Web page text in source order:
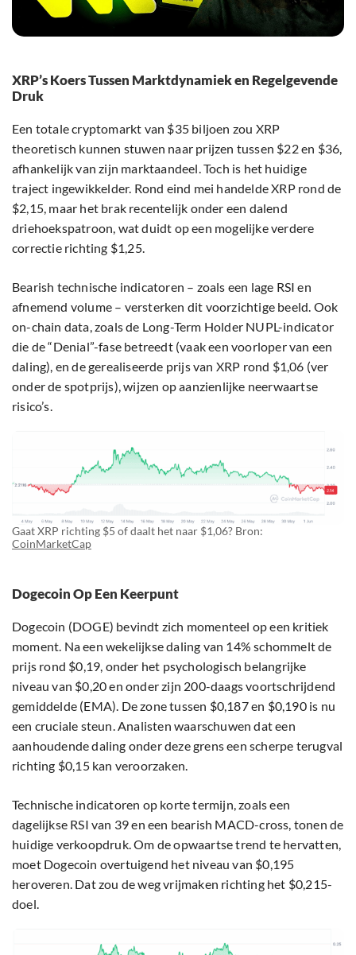
XRP’s Koers Tussen Marktdynamiek en Regelgevende
Druk
Een totale cryptomarkt van $35 biljoen zou XRP
theoretisch kunnen stuwen naar prijzen tussen $22 en $36,
afhankelijk van zijn marktaandeel. Toch is het huidige
traject ingewikkelder. Rond eind mei handelde XRP rond de
$2,15, maar het brak recentelijk onder een dalend
driehoekspatroon, wat duidt op een mogelijke verdere
correctie richting $1,25.
Bearish technische indicatoren – zoals een lage RSI en
afnemend volume – versterken dit voorzichtige beeld. Ook
on-chain data, zoals de Long-Term Holder NUPL-indicator
die de “Denial”-fase betreedt (vaak een voorloper van een
daling), en de gerealiseerde prijs van XRP rond $1,06 (ver
onder de spotprijs), wijzen op aanzienlijke neerwaartse
risico’s.
Gaat XRP richting $5 of daalt het naar $1,06? Bron:
CoinMarketCap
Dogecoin Op Een Keerpunt
Dogecoin (DOGE) bevindt zich momenteel op een kritiek
moment. Na een wekelijkse daling van 14% schommelt de
prijs rond $0,19, onder het psychologisch belangrijke
niveau van $0,20 en onder zijn 200-daags voortschrijdend
gemiddelde (EMA). De zone tussen $0,187 en $0,190 is nu
een cruciale steun. Analisten waarschuwen dat een
aanhoudende daling onder deze grens een scherpe terugval
richting $0,15 kan veroorzaken.
Technische indicatoren op korte termijn, zoals een
dagelijkse RSI van 39 en een bearish MACD-cross, tonen de
huidige verkoopdruk. Om de opwaartse trend te hervatten,
moet Dogecoin overtuigend het niveau van $0,195
heroveren. Dat zou de weg vrijmaken richting het $0,215-
doel.